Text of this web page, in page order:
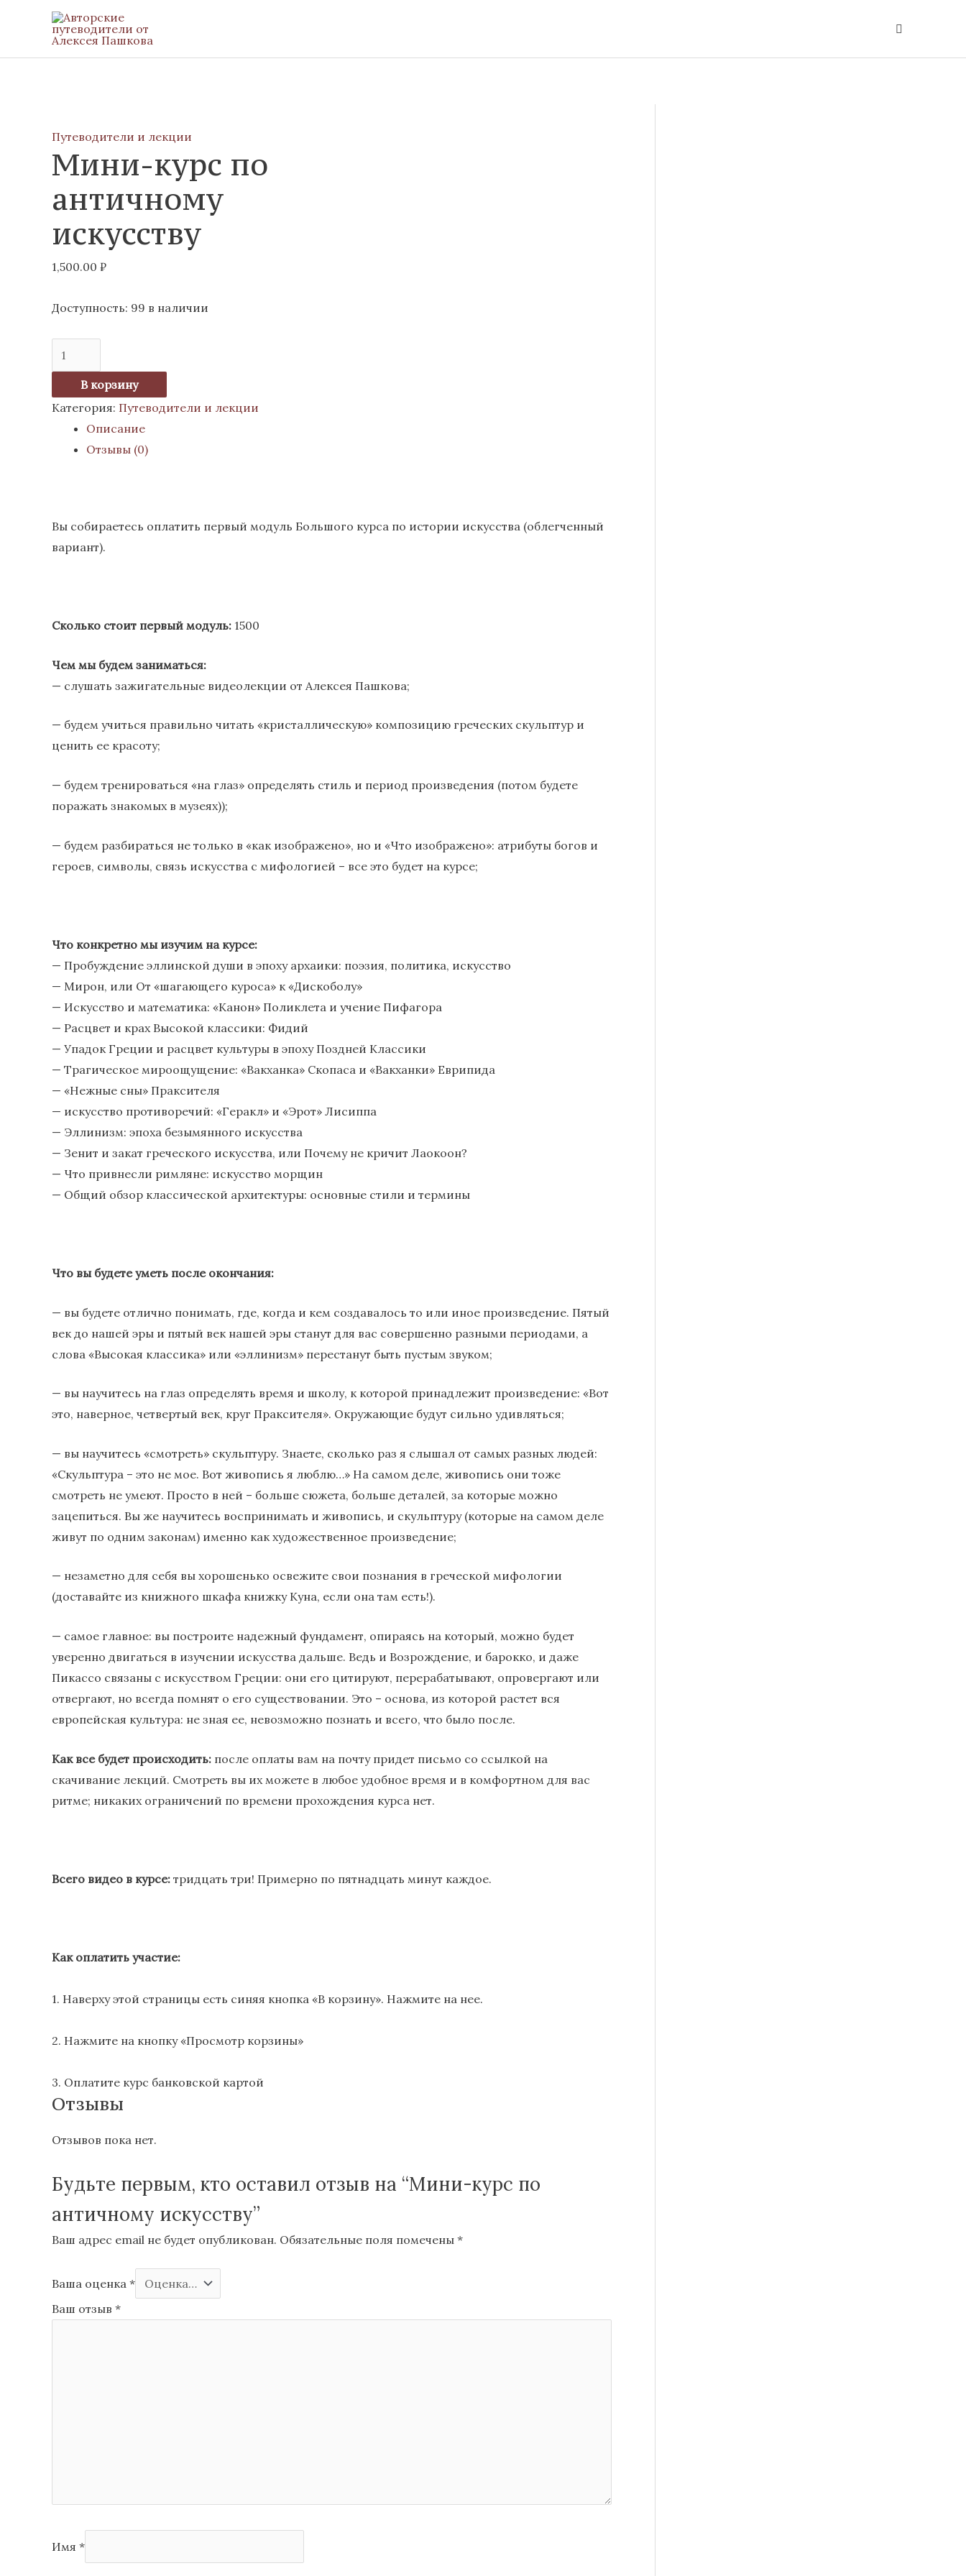
Путеводители и лекции
Мини-курс по
античному
искусству
1,500.00 ₽
Доступность: 99 в наличии
товара
Мини-
курс
по
искусству
В корзину
Категория: Путеводители и лекции
Описание
Отзывы (0)
Вы собираетесь оплатить первый модуль Большого курса по истории искусства (облегченный
вариант).
Сколько стоит первый модуль: 1500
Чем мы будем заниматься:
— слушать зажигательные видеолекции от Алексея Пашкова;
— будем учиться правильно читать «кристаллическую» композицию греческих скульптур и
ценить ее красоту;
— будем тренироваться «на глаз» определять стиль и период произведения (потом будете
поражать знакомых в музеях));
— будем разбираться не только в «как изображено», но и «Что изображено»: атрибуты богов и
героев, символы, связь искусства с мифологией – все это будет на курсе;
Что конкретно мы изучим на курсе:
— Пробуждение эллинской души в эпоху архаики: поэзия, политика, искусство
— Мирон, или От «шагающего куроса» к «Дискоболу»
— Искусство и математика: «Канон» Поликлета и учение Пифагора
— Расцвет и крах Высокой классики: Фидий
— Упадок Греции и расцвет культуры в эпоху Поздней Классики
— Трагическое мироощущение: «Вакханка» Скопаса и «Вакханки» Еврипида
— «Нежные сны» Праксителя
— искусство противоречий: «Геракл» и «Эрот» Лисиппа
— Эллинизм: эпоха безымянного искусства
— Зенит и закат греческого искусства, или Почему не кричит Лаокоон?
— Что привнесли римляне: искусство морщин
— Общий обзор классической архитектуры: основные стили и термины
Что вы будете уметь после окончания:
— вы будете отлично понимать, где, когда и кем создавалось то или иное произведение. Пятый
век до нашей эры и пятый век нашей эры станут для вас совершенно разными периодами, а
слова «Высокая классика» или «эллинизм» перестанут быть пустым звуком;
— вы научитесь на глаз определять время и школу, к которой принадлежит произведение: «Вот
это, наверное, четвертый век, круг Праксителя». Окружающие будут сильно удивляться;
— вы научитесь «смотреть» скульптуру. Знаете, сколько раз я слышал от самых разных людей:
«Скульптура – это не мое. Вот живопись я люблю…» На самом деле, живопись они тоже
смотреть не умеют. Просто в ней – больше сюжета, больше деталей, за которые можно
зацепиться. Вы же научитесь воспринимать и живопись, и скульптуру (которые на самом деле
живут по одним законам) именно как художественное произведение;
— незаметно для себя вы хорошенько освежите свои познания в греческой мифологии
(доставайте из книжного шкафа книжку Куна, если она там есть!).
— самое главное: вы построите надежный фундамент, опираясь на который, можно будет
уверенно двигаться в изучении искусства дальше. Ведь и Возрождение, и барокко, и даже
Пикассо связаны с искусством Греции: они его цитируют, перерабатывают, опровергают или
отвергают, но всегда помнят о его существовании. Это – основа, из которой растет вся
европейская культура: не зная ее, невозможно познать и всего, что было после.
Как все будет происходить: после оплаты вам на почту придет письмо со ссылкой на
скачивание лекций. Смотреть вы их можете в любое удобное время и в комфортном для вас
ритме; никаких ограничений по времени прохождения курса нет.
Всего видео в курсе: тридцать три! Примерно по пятнадцать минут каждое.
Как оплатить участие:
1. Наверху этой страницы есть синяя кнопка «В корзину». Нажмите на нее.
2. Нажмите на кнопку «Просмотр корзины»
3. Оплатите курс банковской картой
Отзывы
Отзывов пока нет.
Будьте первым, кто оставил отзыв на “Мини-курс по
античному искусству”
Ваш адрес email не будет опубликован. Обязательные поля помечены *
Ваша оценка *
Ваш отзыв *
Имя *